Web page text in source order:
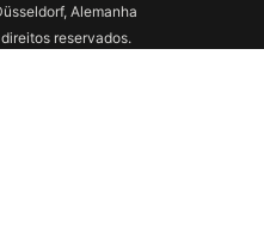
Alemanha
reservados.